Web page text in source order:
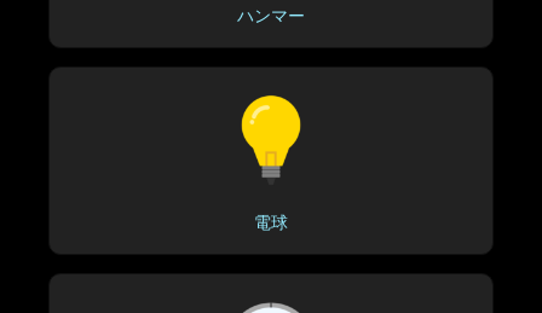
ハンマー
電球